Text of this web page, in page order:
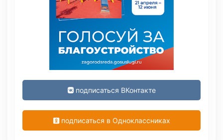
подписаться ВКонтакте
подписаться в Одноклассниках